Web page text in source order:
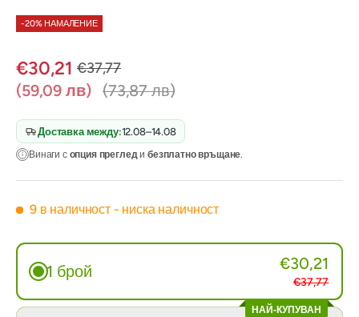
-20% НАМАЛЕНИЕ
€30,21 €37,77
(59,09 лв) (73,87 лв)
Доставка между:12.08–14.08
Винаги с опция прегледибезплатно връщане.
9 в наличност - ниска наличност
1 брой €30,21
€37,77
НАЙ-КУПУВАН